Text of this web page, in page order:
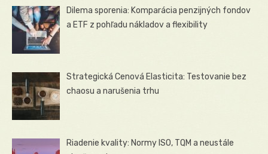
Dilema sporenia: Komparácia penzijných fondov
a ETF z pohľadu nákladov a flexibility
Strategická Cenová Elasticita: Testovanie bez
chaosu a narušenia trhu
Riadenie kvality: Normy ISO, TQM a neustále